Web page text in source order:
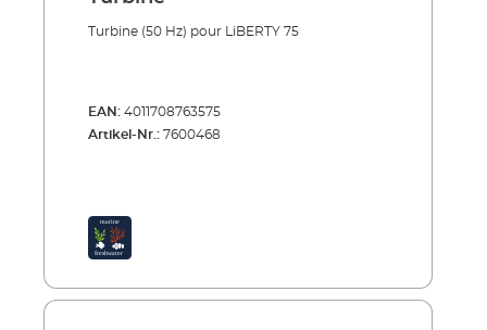
Turbine (50 Hz) pour LiBERTY 75
EAN: 4011708763575
Artikel-Nr.: 7600468